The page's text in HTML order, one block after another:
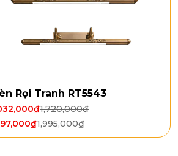
Rọi Tranh RT5543
1,720,000₫
₫
1,995,000₫
₫